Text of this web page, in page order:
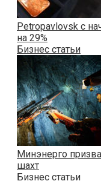
Petropavlovsk с
на 29%
Бизнес статьи
Минэнерго
шахт
Бизнес статьи